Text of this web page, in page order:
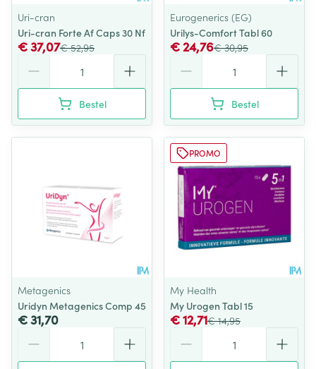
Uri-cran
Uri-cran Forte Af Caps 30 Nf
€ 52,95
€ 37,07
Bestel
Eurogenerics (EG)
Urilys-Comfort Tabl 60
€ 30,95
€ 24,76
Bestel
Metagenics
Uridyn Metagenics Comp 45
€ 31,70
PROMO
My Health
My Urogen Tabl 15
€ 14,95
€ 12,71